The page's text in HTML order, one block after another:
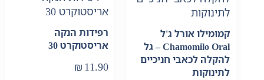
קמומילו אורל ג'ל
Chamomilo Oral‏ – גל
להקלה לכאבי חניכיים
לתינוקות
רפידות הנקה
אריסטוקרט 30
₪ 11.90